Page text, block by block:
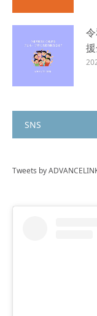
SNS
Tweets by